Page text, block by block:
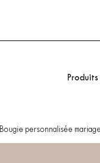
Produits
Bougie personnalisée